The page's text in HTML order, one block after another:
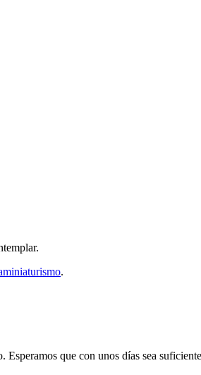
.
que con unos días sea